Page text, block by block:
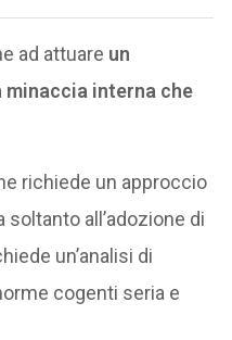
ad attuare un
interna che
richiede un approccio
all’adozione di
un’analisi di
cogenti seria e